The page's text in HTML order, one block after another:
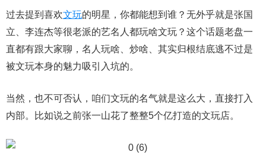
过去提到喜欢文玩的明星，你都能想到谁？无外乎就是张国
立、李连杰等很老派的艺名人都玩啥文玩？这个话题老盘一
直都有跟大家聊，名人玩啥、炒啥、其实归根结底逃不过是
被文玩本身的魅力吸引入坑的。
当然，也不可否认，咱们文玩的名气就是这么大，直接打入
内部。比如说之前张一山花了整整5个亿打造的文玩店。